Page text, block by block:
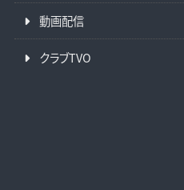
動画配信
クラブTVO